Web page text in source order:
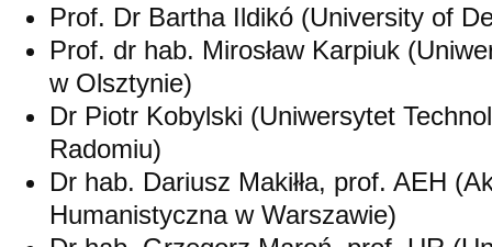
Prof. Dr Bartha Ildikó (University of
Prof. dr hab. Mirosław Karpiuk
w Olsztynie)
Dr Piotr Kobylski (Uniwersytet
Radomiu)
Dr hab. Dariusz Makiłła, prof. AEH
Humanistyczna w Warszawie)